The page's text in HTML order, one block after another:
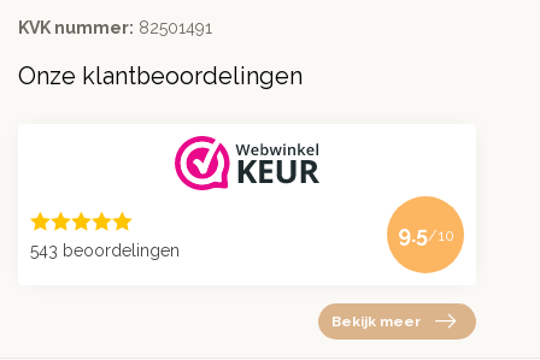
KVK nummer: 82501491
Onze klantbeoordelingen
543 beoordelingen
9.5/10
Bekijk meer